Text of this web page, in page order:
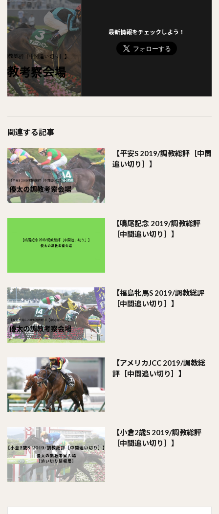
最新情報をチェックしよう！
関連する記事
【平安S 2019/調教総評［中間
追い切り］】
【鳴尾記念 2019/調教総評
［中間追い切り］】
【福島牝馬S 2019/調教総評
［中間追い切り］】
【アメリカJCC 2019/調教総
評［中間追い切り］】
【小倉2歳S 2019/調教総評
［中間追い切り］】